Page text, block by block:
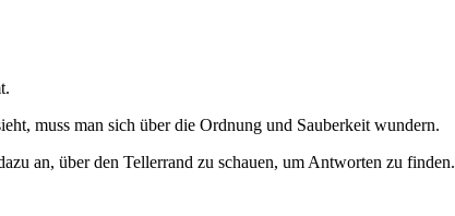
muss man sich über die Ordnung und Sauberkeit wundern.
an, über den Tellerrand zu schauen, um Antworten zu finden.